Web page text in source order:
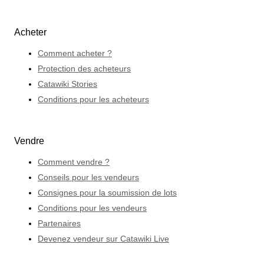
Acheter
Comment acheter ?
Protection des acheteurs
Catawiki Stories
Conditions pour les acheteurs
Vendre
Comment vendre ?
Conseils pour les vendeurs
Consignes pour la soumission de lots
Conditions pour les vendeurs
Partenaires
Devenez vendeur sur Catawiki Live